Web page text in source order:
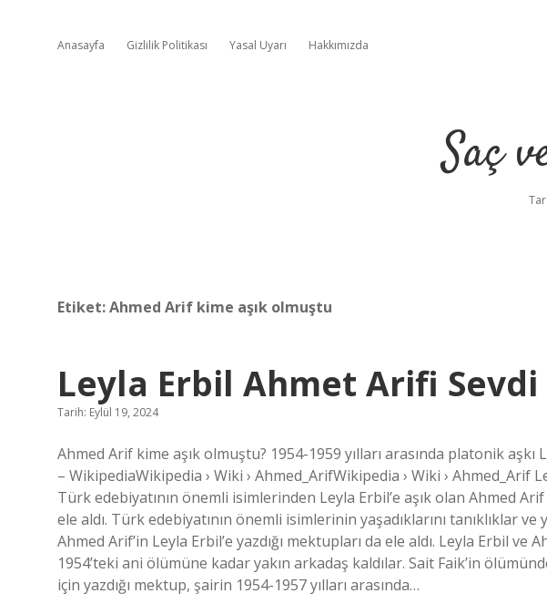
Anasayfa Gizlilik Politikası Yasal Uyarı Hakkımızda
Saç
Etiket:Ahmed Arif kime aşık olmuştu
Leyla Erbil Ahmet Arifi Sevdi
Tarih: Eylül 19, 2024
Ahmed Arif kime aşık olmuştu? 1954-1959 yılları arasında platonik aşkı
– WikipediaWikipedia › Wiki › Ahmed_ArifWikipedia › Wiki › Ahmed_Arif
Türk edebiyatının önemli isimlerinden Leyla Erbil’e aşık olan Ahmed Arif
ele aldı. Türk edebiyatının önemli isimlerinin yaşadıklarını tanıklıklar ve
Ahmed Arif’in Leyla Erbil’e yazdığı mektupları da ele aldı. Leyla Erbil ve
1954’teki ani ölümüne kadar yakın arkadaş kaldılar. Sait Faik’in
için yazdığı mektup, şairin 1954-1957 yılları arasında…